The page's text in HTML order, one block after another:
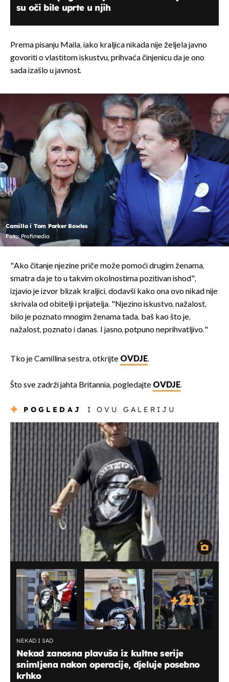
su oči bile uprte u njih
Prema pisanju Maila, iako kraljica nikada nije željela javno
govoriti o vlastitom iskustvu, prihvaća činjenicu da je ono
sada izašlo u javnost.
Camilla i Tom Parker Bowles
Foto: Profimedia
"Ako čitanje njezine priče može pomoći drugim ženama,
smatra da je to u takvim okolnostima pozitivan ishod",
izjavio je izvor blizak kraljici, dodavši kako ona ovo nikad nije
skrivala od obitelji i prijatelja. "Njezino iskustvo, nažalost,
bilo je poznato mnogim ženama tada, baš kao što je,
nažalost, poznato i danas. I jasno, potpuno neprihvatljivo."
Tko je Camillina sestra, otkrijte OVDJE.
Što sve zadrži jahta Britannia, pogledajte OVDJE.
POGLEDAJ I OVU GALERIJU
+21
NEKAD I SAD
Nekad zanosna plavuša iz kultne serije
snimljena nakon operacije, djeluje posebno
krhko